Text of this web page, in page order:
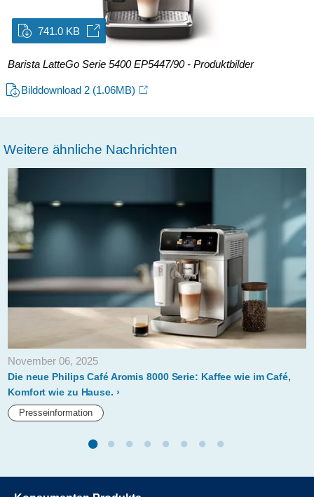
741.0 KB
Barista LatteGo Serie 5400 EP5447/90 - Produktbilder
Bilddownload 2 (1.06MB)
Weitere ähnliche Nachrichten
November 06, 2025
Die neue Philips Café Aromis 8000 Serie: Kaffee wie im Café,
Komfort wie zu Hause.
Presseinformation